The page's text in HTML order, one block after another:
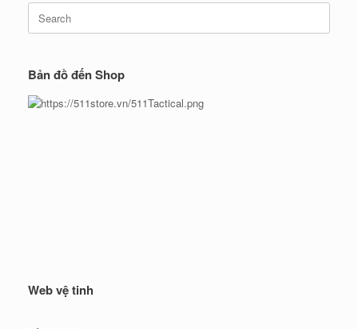
Search
for:
Bản đồ đến Shop
Web vệ tinh